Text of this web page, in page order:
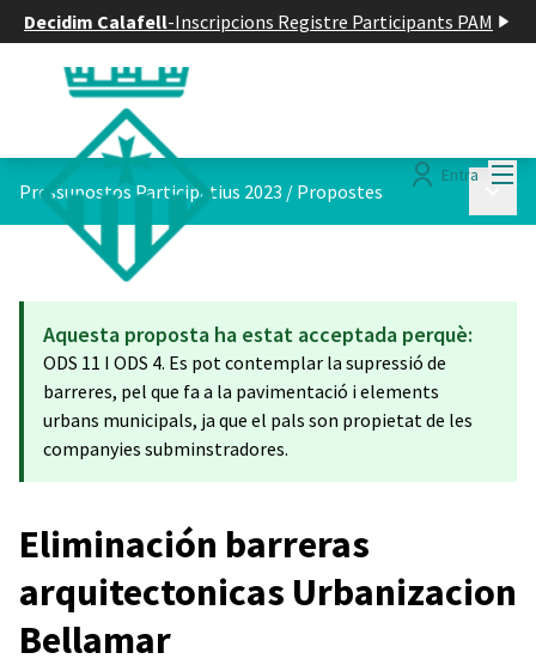
Decidim Calafell-Inscripcions Registre Participants PAM
Entra
Pressupostos Participatius 2023 / Propostes
Aquesta proposta ha estat acceptada perquè:
ODS 11 I ODS 4. Es pot contemplar la supressió de
barreres, pel que fa a la pavimentació i elements
urbans municipals, ja que el pals son propietat de les
companyies subminstradores.
Eliminación barreras
arquitectonicas Urbanizacion
Bellamar